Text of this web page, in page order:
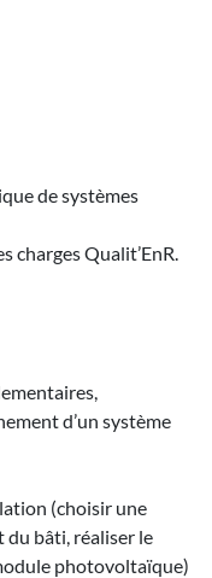
de systèmes
charges Qualit’EnR.
d’un système
(choisir une
du bâti, réaliser le
photovoltaïque)